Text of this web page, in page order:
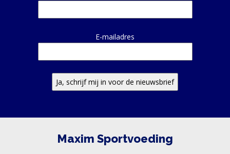
E-mailadres
Maxim Sportvoeding